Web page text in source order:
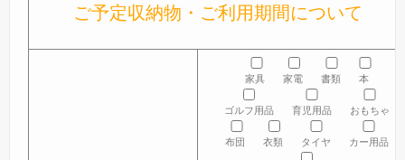
ご予定収納物・ご利用期間について
家具 家電 書類 本
ゴルフ用品 育児用品 おもちゃ
布団 衣類 タイヤ カー用品